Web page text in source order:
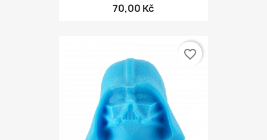
70,00 Kč
favorite_border